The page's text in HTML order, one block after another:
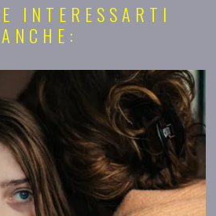
INTERESSARTI
ANCHE: